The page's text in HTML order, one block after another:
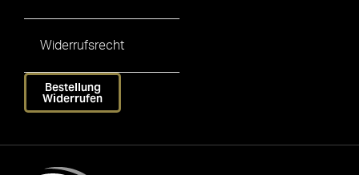
Widerrufsrecht
Bestellung
Widerrufen